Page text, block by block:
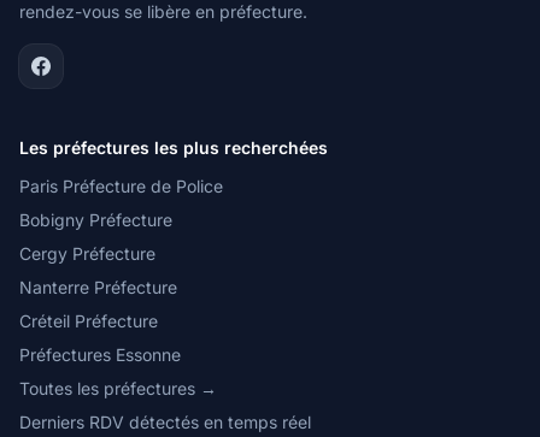
rendez-vous se libère en préfecture.
Les préfectures les plus recherchées
Paris Préfecture de Police
Bobigny Préfecture
Cergy Préfecture
Nanterre Préfecture
Créteil Préfecture
Préfectures Essonne
Toutes les préfectures →
Derniers RDV détectés en temps réel